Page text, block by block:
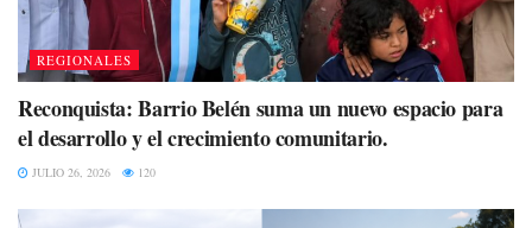
REGIONALES
Reconquista: Barrio Belén suma un nuevo espacio para
el desarrollo y el crecimiento comunitario.
JULIO 26, 2026 120